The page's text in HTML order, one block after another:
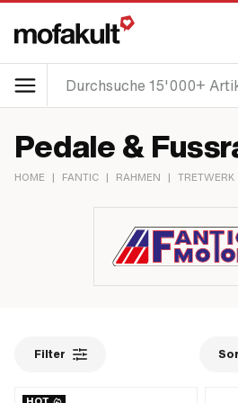
Pedale &
HOME | FANTIC | RAHMEN | TRETWERK
Filter